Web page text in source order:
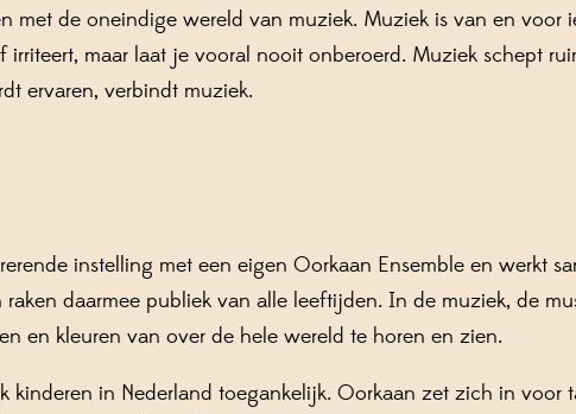
met de oneindige wereld van muziek. Muziek is van en voor
maar laat je vooral nooit onberoerd. Muziek schept
ervaren, verbindt muziek.
instelling met een eigen Oorkaan Ensemble en werkt
daarmee publiek van alle leeftijden. In de muziek, de
en kleuren van over de hele wereld te horen en zien.
in Nederland toegankelijk. Oorkaan zet zich in voor